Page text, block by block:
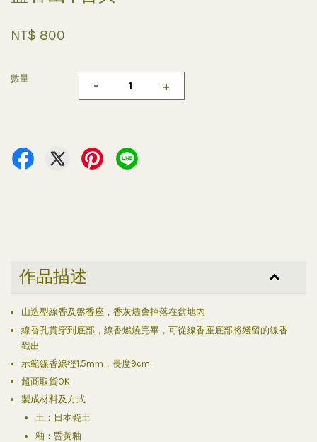
NT$ 800
數量 - +
作品描述
山造型線香及盤香座，香灰燼會掉落在盆地內
線香孔貫穿到底部，線香燃燒完畢，可從線香座底部將殘留的線香
戳出
示範線香線徑1.5mm，長度9cm
超商取貨OK
製成材料及方式
土：日本瓷土
釉：昏黃釉